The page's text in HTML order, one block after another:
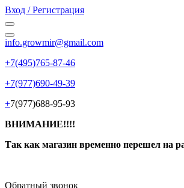
Вход / Регистрация
info.growmir@gmail.com
+7(495)765-87-46
+7(977)690-49-39
+7(977)688-95-93
ВНИМАНИЕ!!!!
Так как магазин временно перешел на
Обратный звонок